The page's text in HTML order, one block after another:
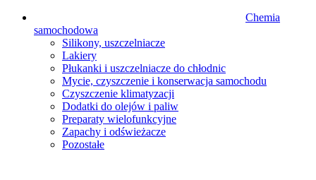
Chemia
samochodowa
Silikony, uszczelniacze
Lakiery
Płukanki i uszczelniacze do chłodnic
Mycie, czyszczenie i konserwacja samochodu
Czyszczenie klimatyzacji
Dodatki do olejów i paliw
Preparaty wielofunkcyjne
Zapachy i odświeżacze
Pozostałe